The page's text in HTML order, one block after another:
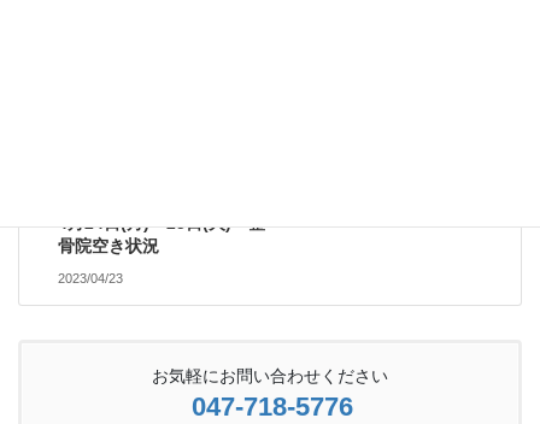
4月24日(月)～25日(火) 整
骨院空き状況
2023/04/23
お気軽にお問い合わせください
047-718-5776